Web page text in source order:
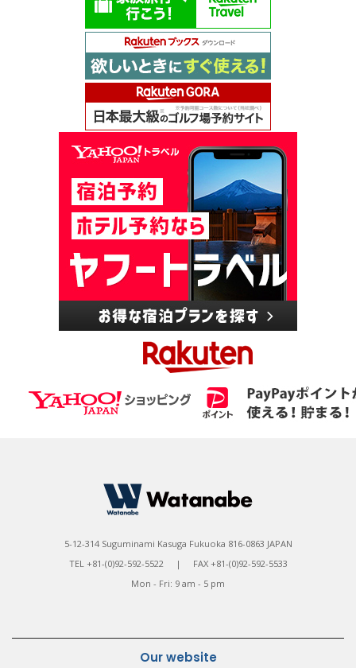
5-12-314 Suguminami Kasuga Fukuoka 816-0863 JAPAN
TEL +81-(0)92-592-5522 | FAX +81-(0)92-592-5533
Mon - Fri: 9 am - 5 pm
Our website